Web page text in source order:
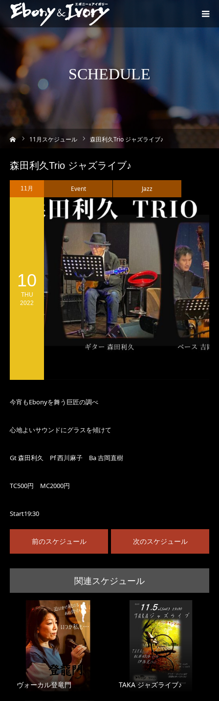
SCHEDULE
11 月スケジュール 森田利久Trio ジャズライブ♪
森田利久Trio ジャズライブ♪
11月
10
THU
2022
Event Jazz
今宵もEbonyを舞う巨匠の調べ
心地よいサウンドにグラスを傾けて
Gt 森田利久 Pf 西川麻子 Ba 吉岡直樹
TC500円 MC2000円
Start19:30
前のスケジュール 次のスケジュール
関連スケジュール
ヴォーカル登竜門 TAKA ジャズライブ♪